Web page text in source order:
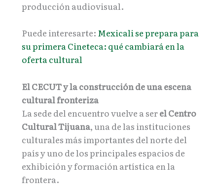
producción audiovisual.
Puede interesarte: Mexicali se prepara para
su primera Cineteca: qué cambiará en la
oferta cultural
El CECUT y la construcción de una escena
cultural fronteriza
La sede del encuentro vuelve a serel Centro
Cultural Tijuana, una de las instituciones
culturales más importantes del norte del
país y uno de los principales espacios de
exhibición y formación artística en la
frontera.